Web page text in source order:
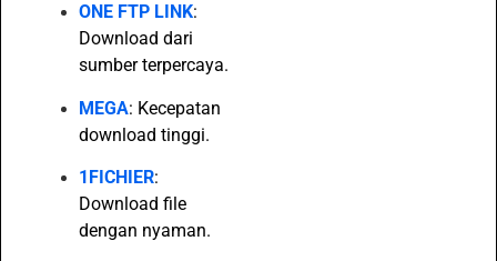
ONE FTP LINK:
Download dari
sumber terpercaya.
MEGA: Kecepatan
download tinggi.
1FICHIER:
Download file
dengan nyaman.